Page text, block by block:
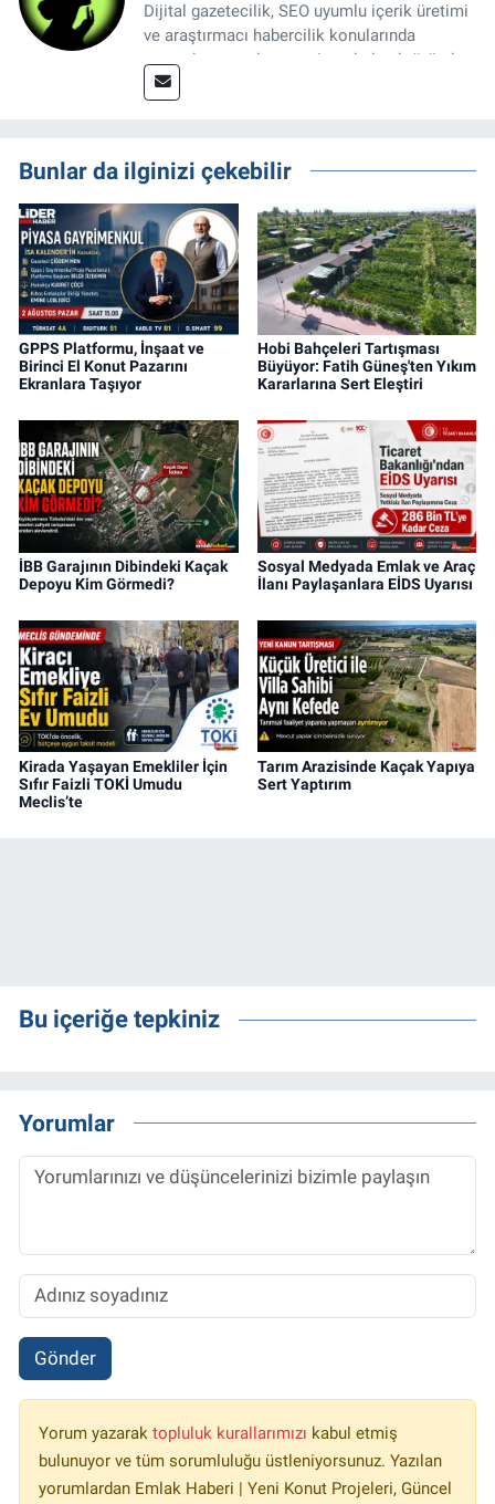
Dijital gazetecilik, SEO uyumlu içerik üretimi
ve araştırmacı habercilik konularında
uzmanlaşmış olup, gayrimenkul sektöründe
şeffaflık ve kamu yararını önceleyen bir yayın
Bunlar da ilginizi çekebilir
GPPS Platformu, İnşaat ve
Birinci El Konut Pazarını
Ekranlara Taşıyor
Hobi Bahçeleri Tartışması
Büyüyor: Fatih Güneş'ten Yıkım
Kararlarına Sert Eleştiri
İBB Garajının Dibindeki Kaçak
Depoyu Kim Görmedi?
Sosyal Medyada Emlak ve Araç
İlanı Paylaşanlara EİDS Uyarısı
Kirada Yaşayan Emekliler İçin
Sıfır Faizli TOKİ Umudu
Meclis’te
Tarım Arazisinde Kaçak Yapıya
Sert Yaptırım
Bu içeriğe tepkiniz
Yorumlar
Gönder
Yorum yazarak topluluk kurallarımızı kabul etmiş
bulunuyor ve tüm sorumluluğu üstleniyorsunuz. Yazılan
yorumlardan Emlak Haberi | Yeni Konut Projeleri, Güncel